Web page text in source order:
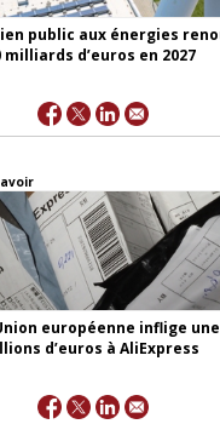
public aux énergies
d’euros en 2027
européenne inflige
d’euros à AliExpress